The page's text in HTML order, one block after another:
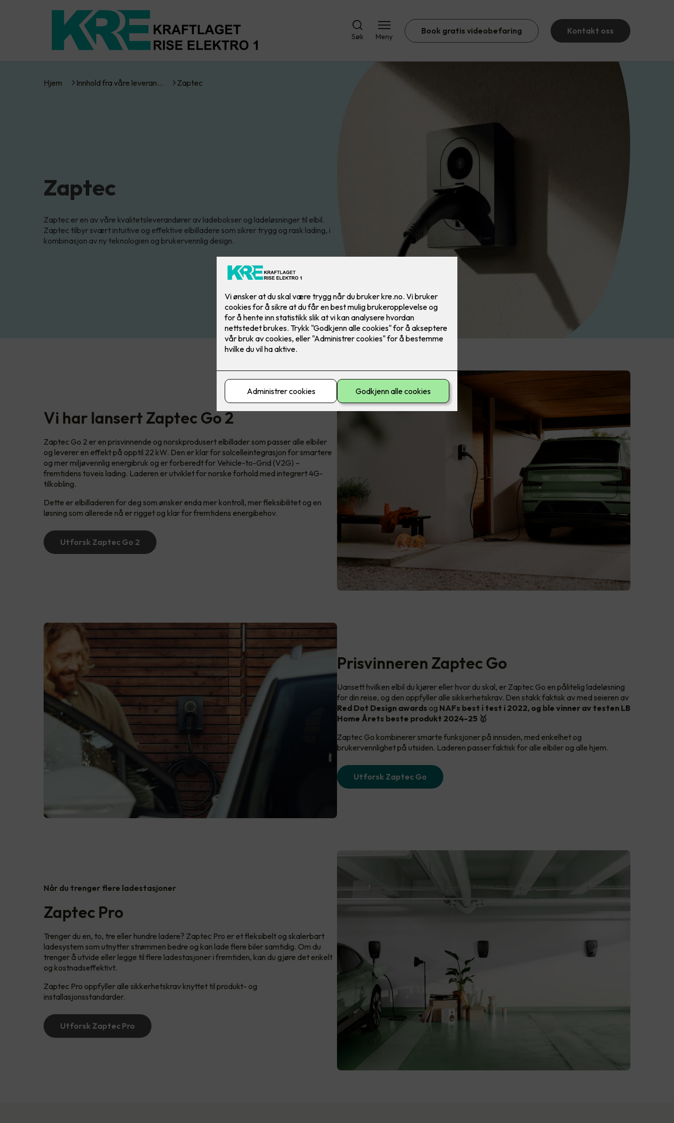
Søk Meny
Book gratis videobefaring Kontakt oss
Hjem Innhold fra våre leveran… Zaptec
Zaptec
Zaptec er en av våre kvalitetsleverandører av ladebokser og ladeløsninger til elbil.
Zaptec tilbyr svært intuitive og effektive elbilladere som sikrer trygg og rask lading, i
kombinasjon av ny teknologien og brukervennlig design.
Vi har lansert Zaptec Go 2
Zaptec Go 2 er en prisvinnende og norskprodusert elbillader som passer alle elbiler
og leverer en effekt på opptil 22 kW. Den er klar for solcelleintegrasjon for smartere
og mer miljøvennlig energibruk og er forberedt for Vehicle-to-Grid (V2G) –
fremtidens toveis lading. Laderen er utviklet for norske forhold med integrert 4G-
tilkobling.
Dette er elbilladeren for deg som ønsker enda mer kontroll, mer fleksibilitet og en
løsning som allerede nå er rigget og klar for fremtidens energibehov.
Utforsk Zaptec Go 2
Prisvinneren Zaptec Go
Uansett hvilken elbil du kjører eller hvor du skal, er Zaptec Go en pålitelig ladeløsning
for din reise, og den oppfyller alle sikkerhetskrav. Den stakk faktisk av med seieren av
Red Dot Design awards og NAFs best i test i 2022, og ble vinner av testen LB
Home Årets beste produkt 2024-25 🥇
Zaptec Go kombinerer smarte funksjoner på innsiden, med enkelhet og
brukervennlighet på utsiden. Laderen passer faktisk for alle elbiler og alle hjem.
Utforsk Zaptec Go
Når du trenger flere ladestasjoner
Zaptec Pro
Trenger du en, to, tre eller hundre ladere? Zaptec Pro er et fleksibelt og skalerbart
ladesystem som utnytter strømmen bedre og kan lade flere biler samtidig. Om du
trenger å utvide eller legge til flere ladestasjoner i fremtiden, kan du gjøre det enkelt
og kostnadseffektivt.
Zaptec Pro oppfyller alle sikkerhetskrav knyttet til produkt- og
installasjonsstandarder.
Utforsk Zaptec Pro